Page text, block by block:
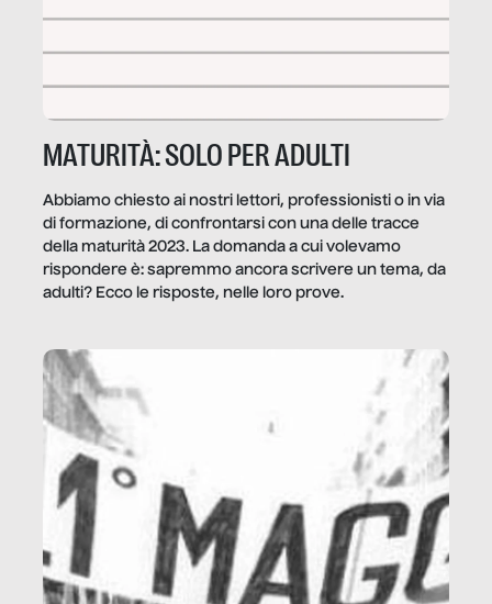
MATURITÀ: SOLO PER ADULTI
Abbiamo chiesto ai nostri lettori, professionisti o in via
di formazione, di confrontarsi con una delle tracce
della maturità 2023. La domanda a cui volevamo
rispondere è: sapremmo ancora scrivere un tema, da
adulti? Ecco le risposte, nelle loro prove.